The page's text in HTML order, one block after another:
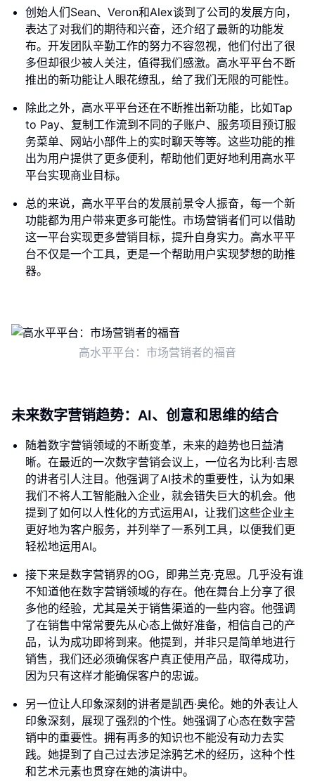
创始人们Sean、Veron和Alex谈到了公司的发展方向，
表达了对我们的期待和兴奋，还介绍了最新的功能发
布。开发团队辛勤工作的努力不容忽视，他们付出了很
多但却很少被人关注，值得我们感激。高水平平台不断
推出的新功能让人眼花缭乱，给了我们无限的可能性。
除此之外，高水平平台还在不断推出新功能，比如Tap
to Pay、复制工作流到不同的子账户、服务项目预订服
务菜单、网站小部件上的实时聊天等等。这些功能的推
出为用户提供了更多便利，帮助他们更好地利用高水平
平台实现商业目标。
总的来说，高水平平台的发展前景令人振奋，每一个新
功能都为用户带来更多可能性。市场营销者们可以借助
这一平台实现更多营销目标，提升自身实力。高水平平
台不仅是一个工具，更是一个帮助用户实现梦想的助推
器。
高水平平台：市场营销者的福音
未来数字营销趋势：AI、创意和思维的结合
随着数字营销领域的不断变革，未来的趋势也日益清
晰。在最近的一次数字营销会议上，一位名为比利·吉恩
的讲者引人注目。他强调了AI技术的重要性，认为如果
我们不将人工智能融入企业，就会错失巨大的机会。他
提到了如何以人性化的方式运用AI，让我们这些企业主
更好地为客户服务，并列举了一系列工具，以便我们更
轻松地运用AI。
接下来是数字营销界的OG，即弗兰克·克恩。几乎没有谁
不知道他在数字营销领域的存在。他在舞台上分享了很
多他的经验，尤其是关于销售渠道的一些内容。他强调
了在销售中常常要先从心态上做好准备，相信自己的产
品，认为成功即将到来。他提到，并非只是简单地进行
销售，我们还必须确保客户真正使用产品，取得成功，
因为只有这样才能确保客户的忠诚。
另一位让人印象深刻的讲者是凯西·奥伦。她的外表让人
印象深刻，展现了强烈的个性。她强调了心态在数字营
销中的重要性。拥有再多的知识也不能没有动力去实
践。她提到了自己过去涉足涂鸦艺术的经历，这种个性
和艺术元素也贯穿在她的演讲中。